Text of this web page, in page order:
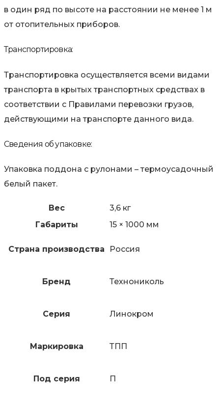
в один ряд по высоте на расстоянии не менее 1 м
от отопительных приборов.
Транспортировка:
Транспортировка осуществляется всеми видами
транспорта в крытых транспортных средствах в
соответствии с Правилами перевозки грузов,
действующими на транспорте данного вида.
Сведения об упаковке:
Упаковка поддона с рулонами – термоусадочный
белый пакет.
Вес
3,6 кг
Габариты
15 × 1000 мм
Страна производства Россия
Бренд Технониколь
Серия Линокром
Маркировка ТПП
Под серия П